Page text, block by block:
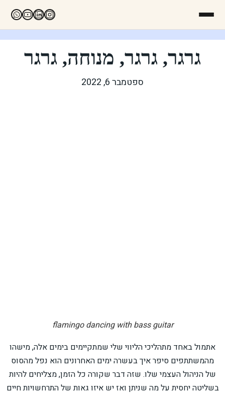
גרגר, גרגר, מנוחה, גרגר
ספטמבר 6, 2022
אתמול באחד מתהליכי הליווי שלי שמתקיימים בימים אלה, מישהו
מהמשתתפים סיפר איך בעשרה ימים האחרונים הוא נפל מהסוס
של הניהול העצמי שלו. שזה דבר שקורה כל הזמן, מצליחים להיות
בשליטה יחסית על מה שניתן ואז יש איזו גאות של התרחשויות חיים
flamingo dancing with bass guitar